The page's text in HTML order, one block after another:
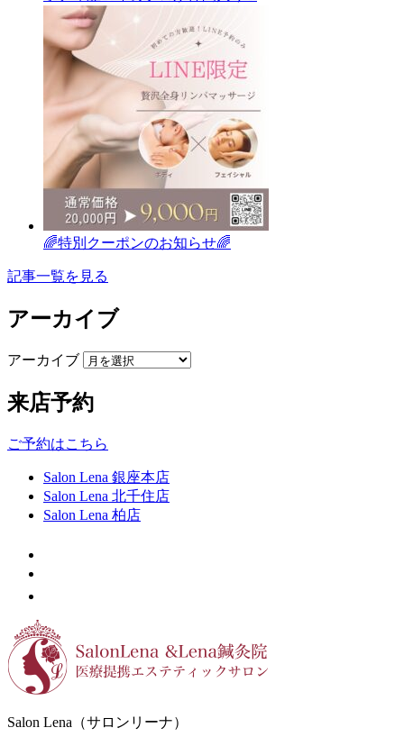
🌈特別クーポンのお知らせ🌈
記事一覧を見る
アーカイブ
アーカイブ
来店予約
ご予約はこちら
Salon Lena 銀座本店
Salon Lena 北千住店
Salon Lena 柏店
Salon Lena（サロンリーナ）